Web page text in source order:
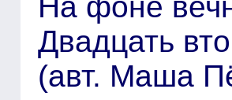
Двадцать
(авт. Маша